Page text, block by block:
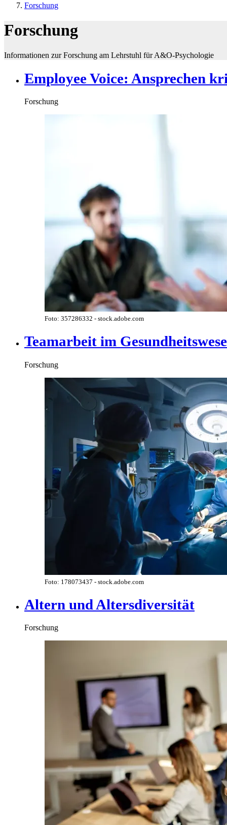
Forschung
Forschung
Informationen zur Forschung am Lehrstuhl für A&O-Psychologie
Employee Voice: Ansprechen
Forschung
Foto: 357286332 - stock.adobe.com
Teamarbeit im
Forschung
Foto: 178073437 - stock.adobe.com
Altern und Altersdiversität
Forschung